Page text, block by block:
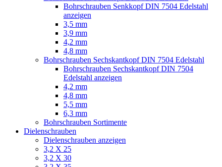
Bohrschrauben Senkkopf DIN 7504 Edelstahl
anzeigen
3,5 mm
3,9 mm
4,2 mm
4,8 mm
Bohrschrauben Sechskantkopf DIN 7504 Edelstahl
Bohrschrauben Sechskantkopf DIN 7504
Edelstahl anzeigen
4,2 mm
4,8 mm
5,5 mm
6,3 mm
Bohrschrauben Sortimente
Dielenschrauben
Dielenschrauben anzeigen
3,2 X 25
3,2 X 30